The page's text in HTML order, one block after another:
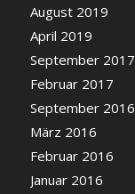
August 2019
April 2019
September 2017
Februar 2017
September 2016
März 2016
Februar 2016
Januar 2016